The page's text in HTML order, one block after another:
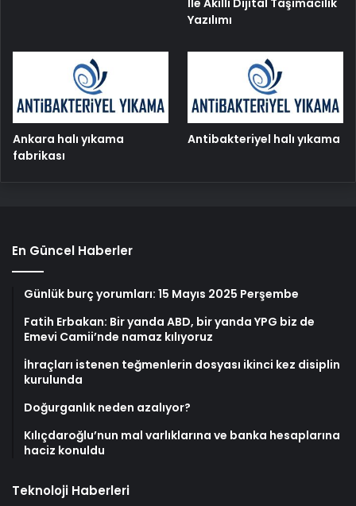
İle Akıllı Dijital Taşımacılık
Yazılımı
Ankara halı yıkama
fabrikası
Antibakteriyel halı yıkama
En Güncel Haberler
Günlük burç yorumları: 15 Mayıs 2025 Perşembe
Fatih Erbakan: Bir yanda ABD, bir yanda YPG biz de
Emevi Camii’nde namaz kılıyoruz
İhraçları istenen teğmenlerin dosyası ikinci kez disiplin
kurulunda
Doğurganlık neden azalıyor?
Kılıçdaroğlu’nun mal varlıklarına ve banka hesaplarına
haciz konuldu
Teknoloji Haberleri